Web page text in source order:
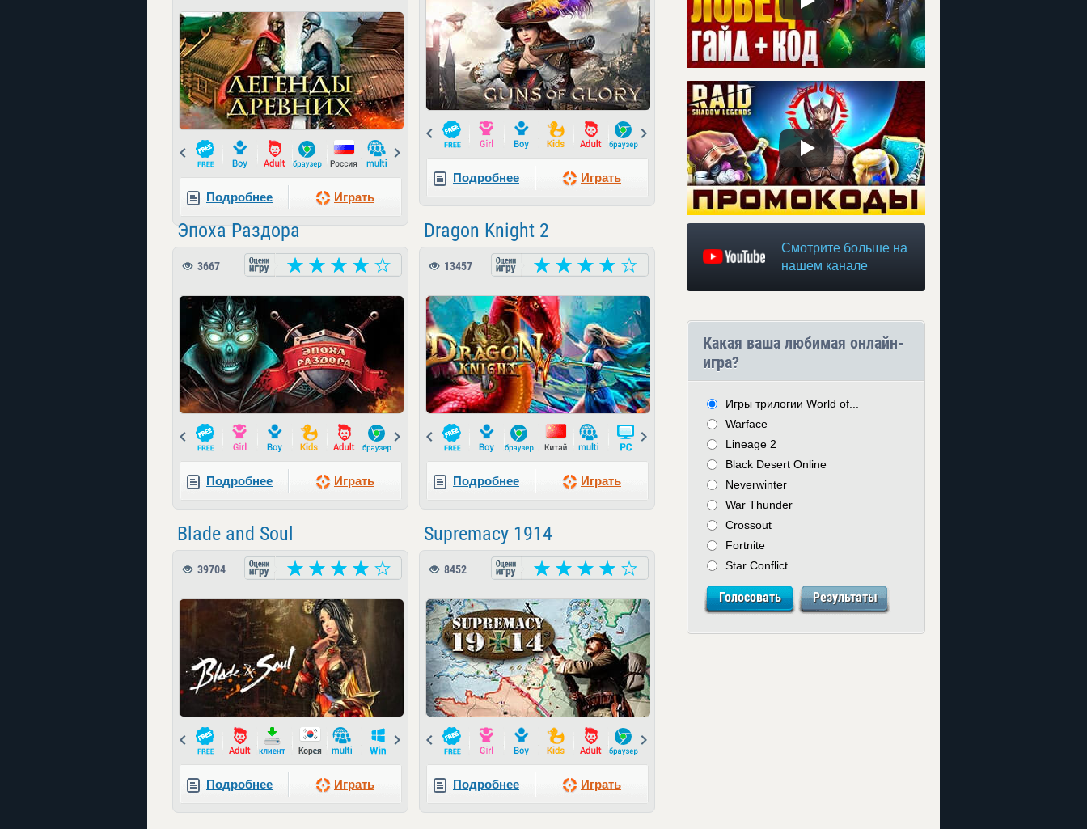
Prev
Подробнее Играть
Prev
Подробнее Играть
Эпоха Раздора
3667
Prev
Подробнее Играть
Dragon Knight 2
13457
Prev
Подробнее Играть
Blade and Soul
39704
Prev
Подробнее Играть
Supremacy 1914
8452
Prev
Подробнее Играть
Смотрите больше на
нашем канале
Какая ваша любимая онлайн-
игра?
Игры трилогии World of...
Warface
Lineage 2
Black Desert Online
Neverwinter
War Thunder
Crossout
Fortnite
Star Conflict